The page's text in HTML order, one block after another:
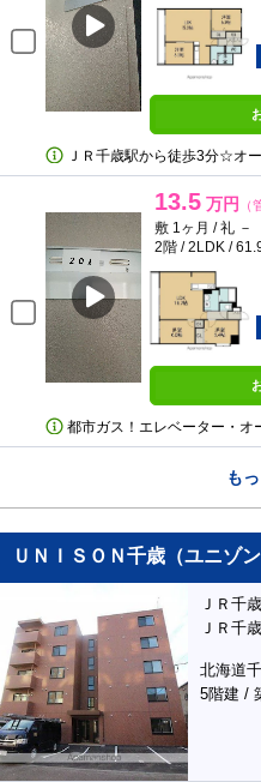
ＪＲ千歳駅から徒歩3分☆オ
13.5 万円 （
敷 1ヶ月 / 礼 －
2階 / 2LDK /
都市ガス！エレベーター・
も
ＵＮＩＳＯＮ千歳（ユニゾン
ＪＲ千
ＪＲ千
北海道
5階建 /